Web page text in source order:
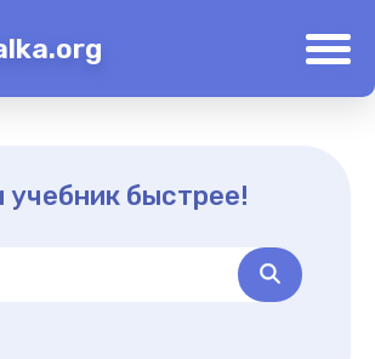
учебник быстрее!